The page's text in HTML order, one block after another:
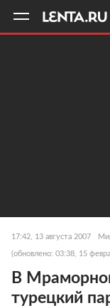
17:42, 13 августа 2007
(обновлено: 03:38, 15
В
турецкий